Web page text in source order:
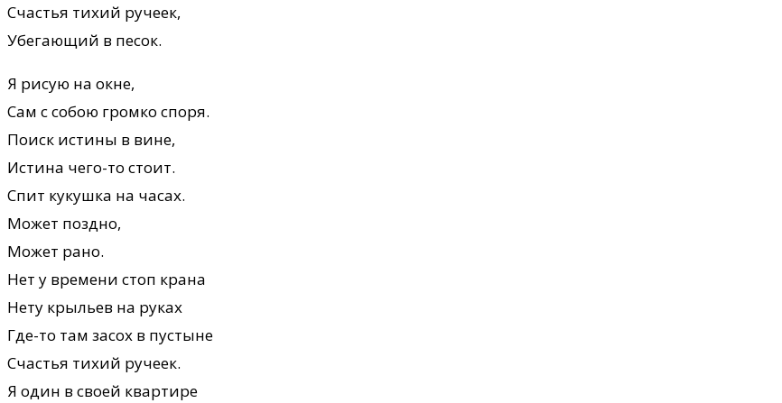
Счастья тихий ручеек,
Убегающий в песок.
Я рисую на окне,
Сам с собою громко споря.
Поиск истины в вине,
Истина чего-то стоит.
Спит кукушка на часах.
Может поздно,
Может рано.
Нет у времени стоп крана
Нету крыльев на руках
Где-то там засох в пустыне
Счастья тихий ручеек.
Я один в своей квартире